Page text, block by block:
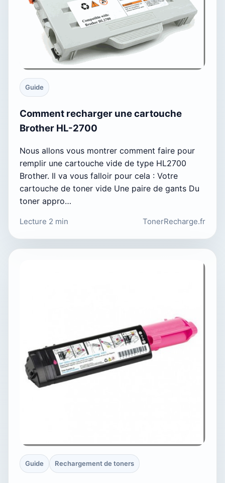
Guide
Comment recharger une cartouche
Brother HL-2700
Nous allons vous montrer comment faire pour
remplir une cartouche vide de type HL2700
Brother. Il va vous falloir pour cela : Votre
cartouche de toner vide Une paire de gants Du
toner appro…
Lecture 2 min TonerRecharge.fr
Guide Rechargement de toners